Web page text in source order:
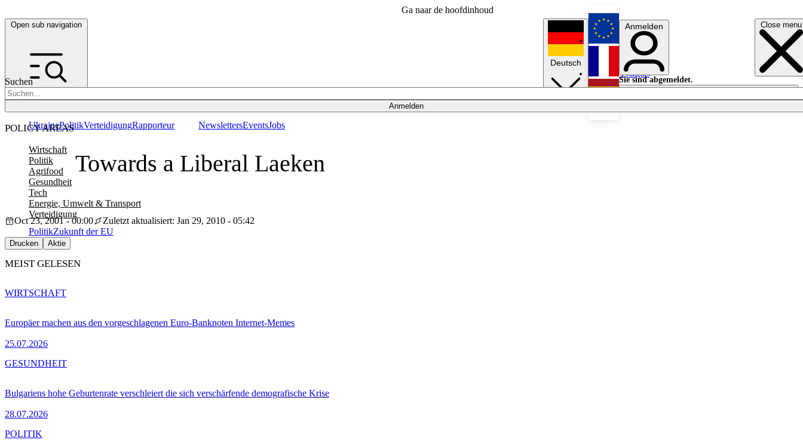
Ga naar de hoofdinhoud
Open sub navigation Close menu
Suchen
Anmelden
POLICY AREAS
Wirtschaft
Politik
Agrifood
Gesundheit
Tech
Energie, Umwelt & Transport
Verteidigung
UkrainePolitikVerteidigungRapporteur NewslettersEventsJobs
Deutsch
English
Français
Anmelden
Sie sind abgemeldet.
Anmelden
Licht aus
Towards a Liberal Laeken
Oct 23, 2001 - 00:00
Zuletzt aktualisiert: Jan 29, 2010 - 05:42
PolitikZukunft der EU
Drucken Aktie
MEIST GELESEN
Europäer machen aus den vorgeschlagenen Euro-Banknoten Internet-Memes
25.07.2026
WIRTSCHAFT
Bulgariens hohe Geburtenrate verschleiert die sich verschärfende demografische Krise
28.07.2026
GESUNDHEIT
POLITIK